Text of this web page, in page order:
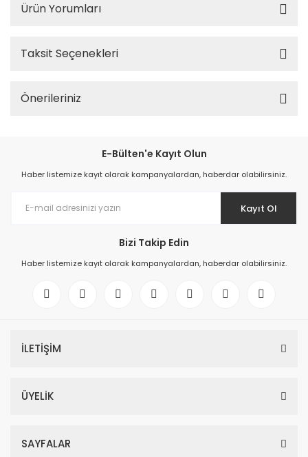
Ürün Yorumları
Taksit Seçenekleri
Önerileriniz
E-Bülten'e Kayıt Olun
Haber listemize kayıt olarak kampanyalardan, haberdar olabilirsiniz.
Kayıt Ol
Bizi Takip Edin
Haber listemize kayıt olarak kampanyalardan, haberdar olabilirsiniz.
İLETİŞİM
ÜYELİK
SAYFALAR